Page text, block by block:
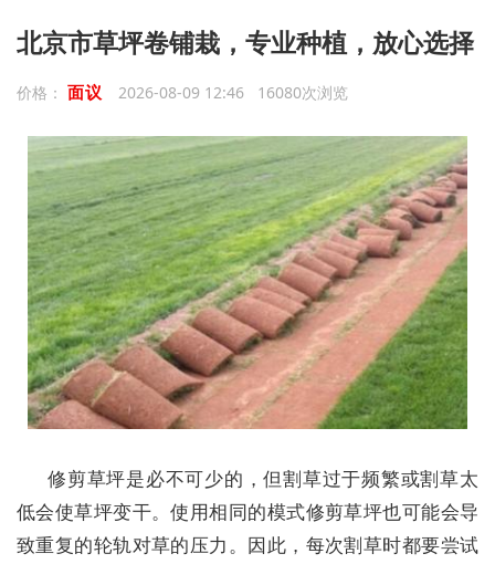
北京市草坪卷铺栽，专业种植，放心选择
价格： 面议 2026-08-09 12:46 16080次浏览
修剪草坪是必不可少的，但割草过于频繁或割草太
低会使草坪变干。使用相同的模式修剪草坪也可能会导
致重复的轮轨对草的压力。因此，每次割草时都要尝试